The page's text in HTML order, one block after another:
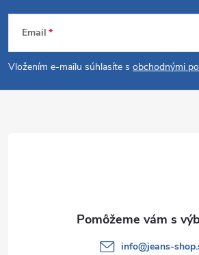
Z
á
p
Email
Vložením e-mailu súhlasíte s obchodnými
info@jeans-